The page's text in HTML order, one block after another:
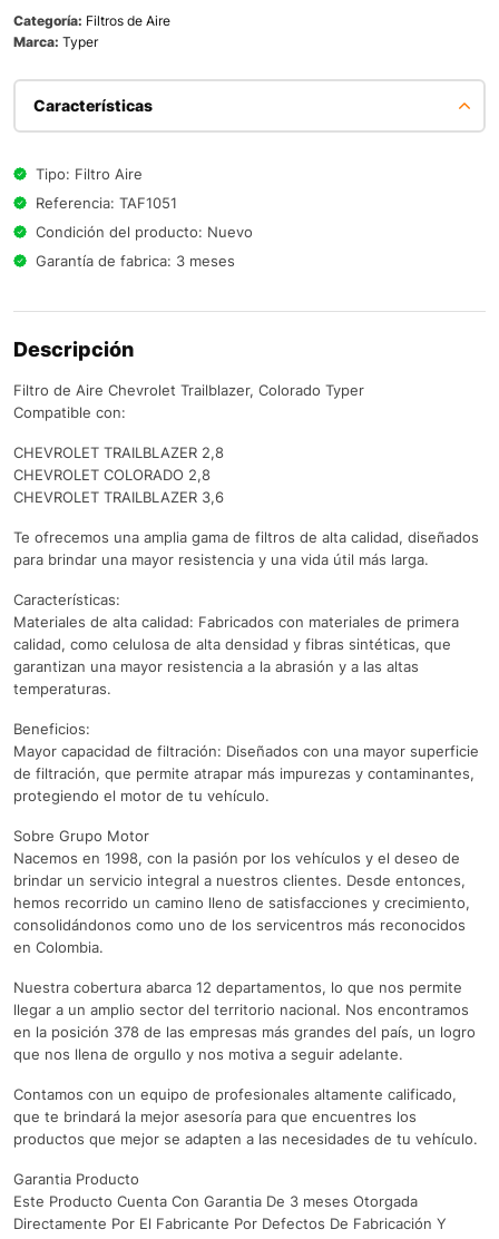
Categoría: Filtros de Aire
Marca: Typer
Características
Tipo: Filtro Aire
Referencia: TAF1051
Condición del producto: Nuevo
Garantía de fabrica: 3 meses
Descripción
Filtro de Aire Chevrolet Trailblazer, Colorado Typer
Compatible con:
CHEVROLET TRAILBLAZER 2,8
CHEVROLET COLORADO 2,8
CHEVROLET TRAILBLAZER 3,6
Te ofrecemos una amplia gama de filtros de alta calidad, diseñados
para brindar una mayor resistencia y una vida útil más larga.
Características:
Materiales de alta calidad: Fabricados con materiales de primera
calidad, como celulosa de alta densidad y fibras sintéticas, que
garantizan una mayor resistencia a la abrasión y a las altas
temperaturas.
Beneficios:
Mayor capacidad de filtración: Diseñados con una mayor superficie
de filtración, que permite atrapar más impurezas y contaminantes,
protegiendo el motor de tu vehículo.
Sobre Grupo Motor
Nacemos en 1998, con la pasión por los vehículos y el deseo de
brindar un servicio integral a nuestros clientes. Desde entonces,
hemos recorrido un camino lleno de satisfacciones y crecimiento,
consolidándonos como uno de los servicentros más reconocidos
en Colombia.
Nuestra cobertura abarca 12 departamentos, lo que nos permite
llegar a un amplio sector del territorio nacional. Nos encontramos
en la posición 378 de las empresas más grandes del país, un logro
que nos llena de orgullo y nos motiva a seguir adelante.
Contamos con un equipo de profesionales altamente calificado,
que te brindará la mejor asesoría para que encuentres los
productos que mejor se adapten a las necesidades de tu vehículo.
Garantia Producto
Este Producto Cuenta Con Garantia De 3 meses Otorgada
Directamente Por El Fabricante Por Defectos De Fabricación Y